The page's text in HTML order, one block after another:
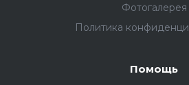
Фотогалерея
Политика
Помощь